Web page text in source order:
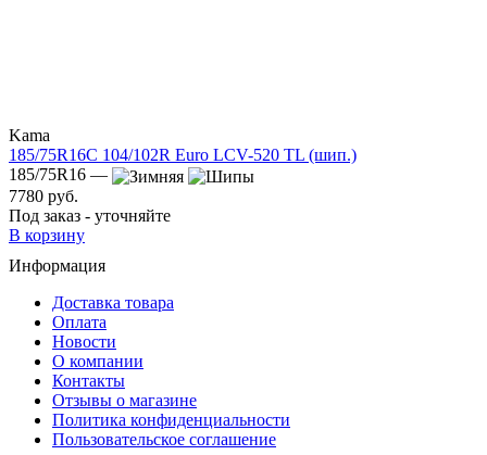
Kama
185/75R16C 104/102R Euro LCV-520 TL (шип.)
185/75R16 —
7780 руб.
Под заказ - уточняйте
В корзину
Информация
Доставка товара
Оплата
Новости
О компании
Контакты
Отзывы о магазине
Политика конфиденциальности
Пользовательское соглашение